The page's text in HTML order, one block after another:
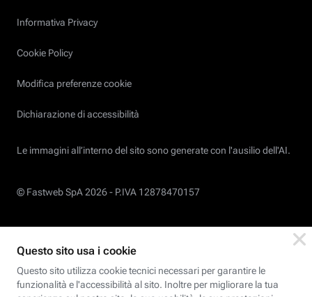
Informativa Privacy
Cookie Policy
Modifica preferenze cookie
Dichiarazione di accessibilità
Le immagini all’interno del sito sono generate con l'ausilio dell'AI.
© Fastweb SpA 2026 - P.IVA 12878470157